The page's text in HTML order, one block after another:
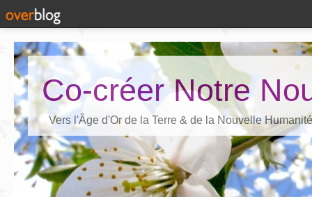
Co-créer Notre
Vers l'Âge d'Or de la Terre & de la Nouvelle Humanité